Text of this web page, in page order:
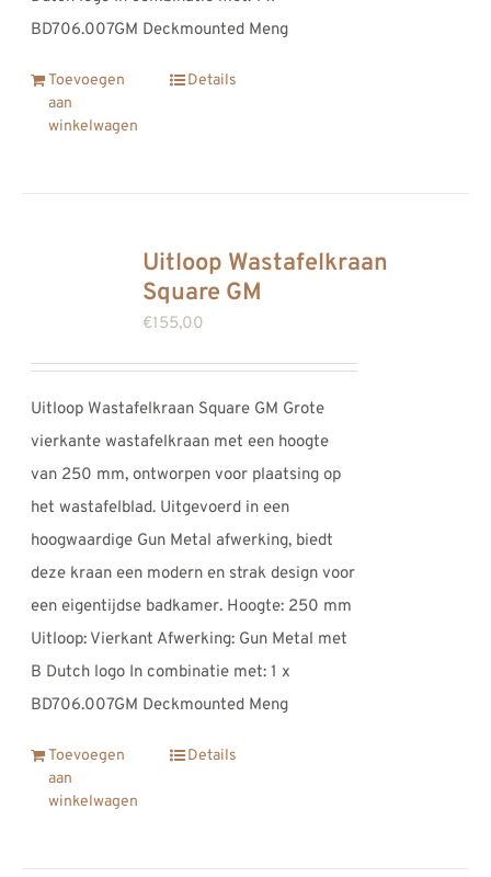
BD706.007GM Deckmounted Meng
Toevoegen
aan
winkelwagen
Details
Uitloop Wastafelkraan
Square GM
€155,00
Uitloop Wastafelkraan Square GM Grote
vierkante wastafelkraan met een hoogte
van 250 mm, ontworpen voor plaatsing op
het wastafelblad. Uitgevoerd in een
hoogwaardige Gun Metal afwerking, biedt
deze kraan een modern en strak design voor
een eigentijdse badkamer. Hoogte: 250 mm
Uitloop: Vierkant Afwerking: Gun Metal met
B Dutch logo In combinatie met: 1 x
BD706.007GM Deckmounted Meng
Toevoegen
aan
winkelwagen
Details